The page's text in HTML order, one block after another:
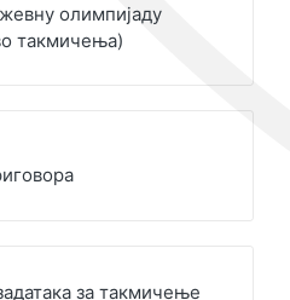
олимпијаду
такмичења)
за такмичење